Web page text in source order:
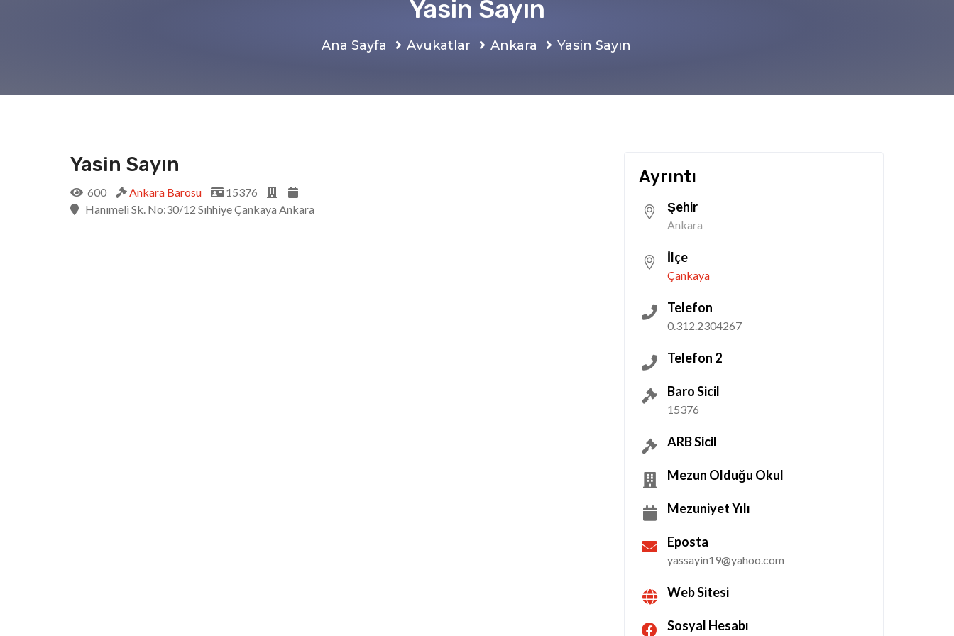
Yasin Sayın
Ana Sayfa Avukatlar Ankara Yasin Sayın
Yasin Sayın
600 Ankara Barosu
15376
Hanımeli Sk. No:30/12 Sıhhiye Çankaya Ankara
Ayrıntı
Şehir
Ankara
İlçe
Çankaya
Telefon
0.312.2304267
Telefon 2
Baro Sicil
15376
ARB Sicil
Mezun Olduğu Okul
Mezuniyet Yılı
Eposta
yassayin19@yahoo.com
Web Sitesi
Sosyal Hesabı